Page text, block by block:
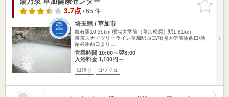
りに追加
3.7点/ 65 件
埼玉県 / 草加市
亀有駅10.26km 獨協大学前（草加松原）駅1.81km
東京スカイツリーライン草加駅西口/獨協大学前駅西口/新
越谷駅西口より…
営業時間 10:00～翌8:00
入浴料金 1,100円～
日帰り ロウリュ